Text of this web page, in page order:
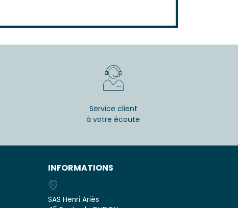
Service client
à votre écoute
INFORMATIONS
SAS Henri Ariès